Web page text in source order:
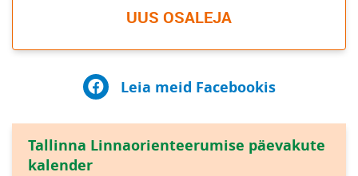
UUS OSALEJA
Leia meid Facebookis
Tallinna Linnaorienteerumise päevakute
kalender